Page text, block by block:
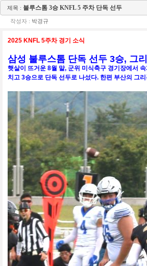
제목 : 불루스톰 3승 KNFL 5 주차 단독 선두
작성자 : 박경규
2025 KNFL 5주차 경기 소식
삼성 불루스톰 단독 선두 3승, 그
햇살이 뜨거운 8월 말, 군위 미식축구 경기장에서
치고 3승으로 단독 선두로 나섰다. 한편 부산의 그